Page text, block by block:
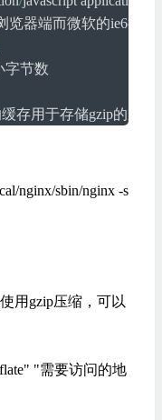
览器端而微软的ie6很
字节数
存用于存储gzip的压
值越小，压缩后比例
针对相同url，可以根
nginx/sbin/nginx -s
用gzip压缩，可以
"需要访问的地